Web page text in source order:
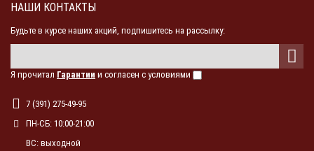
НАШИ КОНТАКТЫ
Будьте в курсе наших акций, подпишитесь на рассылку:
Я прочитал Гарантии и согласен с условиями
7 (391) 275-49-95
ПН-СБ: 10:00-21:00
ВС: выходной